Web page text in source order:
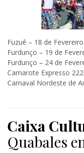
Fuzuê – 18 de Fevereiro
Furdunço – 19 de
Furdunço – 24 de
Camarote Expresso
Carnaval Nordeste de
Caixa
Quabales